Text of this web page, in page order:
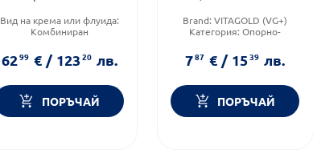
Вид на крема или флуида:
Комбиниран
Тип козметика:Натурална
козметика
6299 € / 12320 лв.
ПОРЪЧАЙ
Brand:VITAGOLD (VG+)
Категория:Опорно-
Форма на продукта:
таблетки
787 € / 1539 лв.
ПОРЪЧАЙ